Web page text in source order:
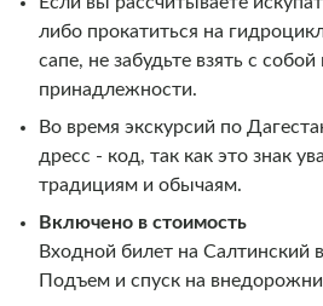
либо прокатиться на
сапе, не забудьте взять с
принадлежности.
Во время экскурсий по
дресс - код, так как это знак
традициям и обычаям.
Включено в стоимость
Входной билет на Салтинский
Подъем и спуск на